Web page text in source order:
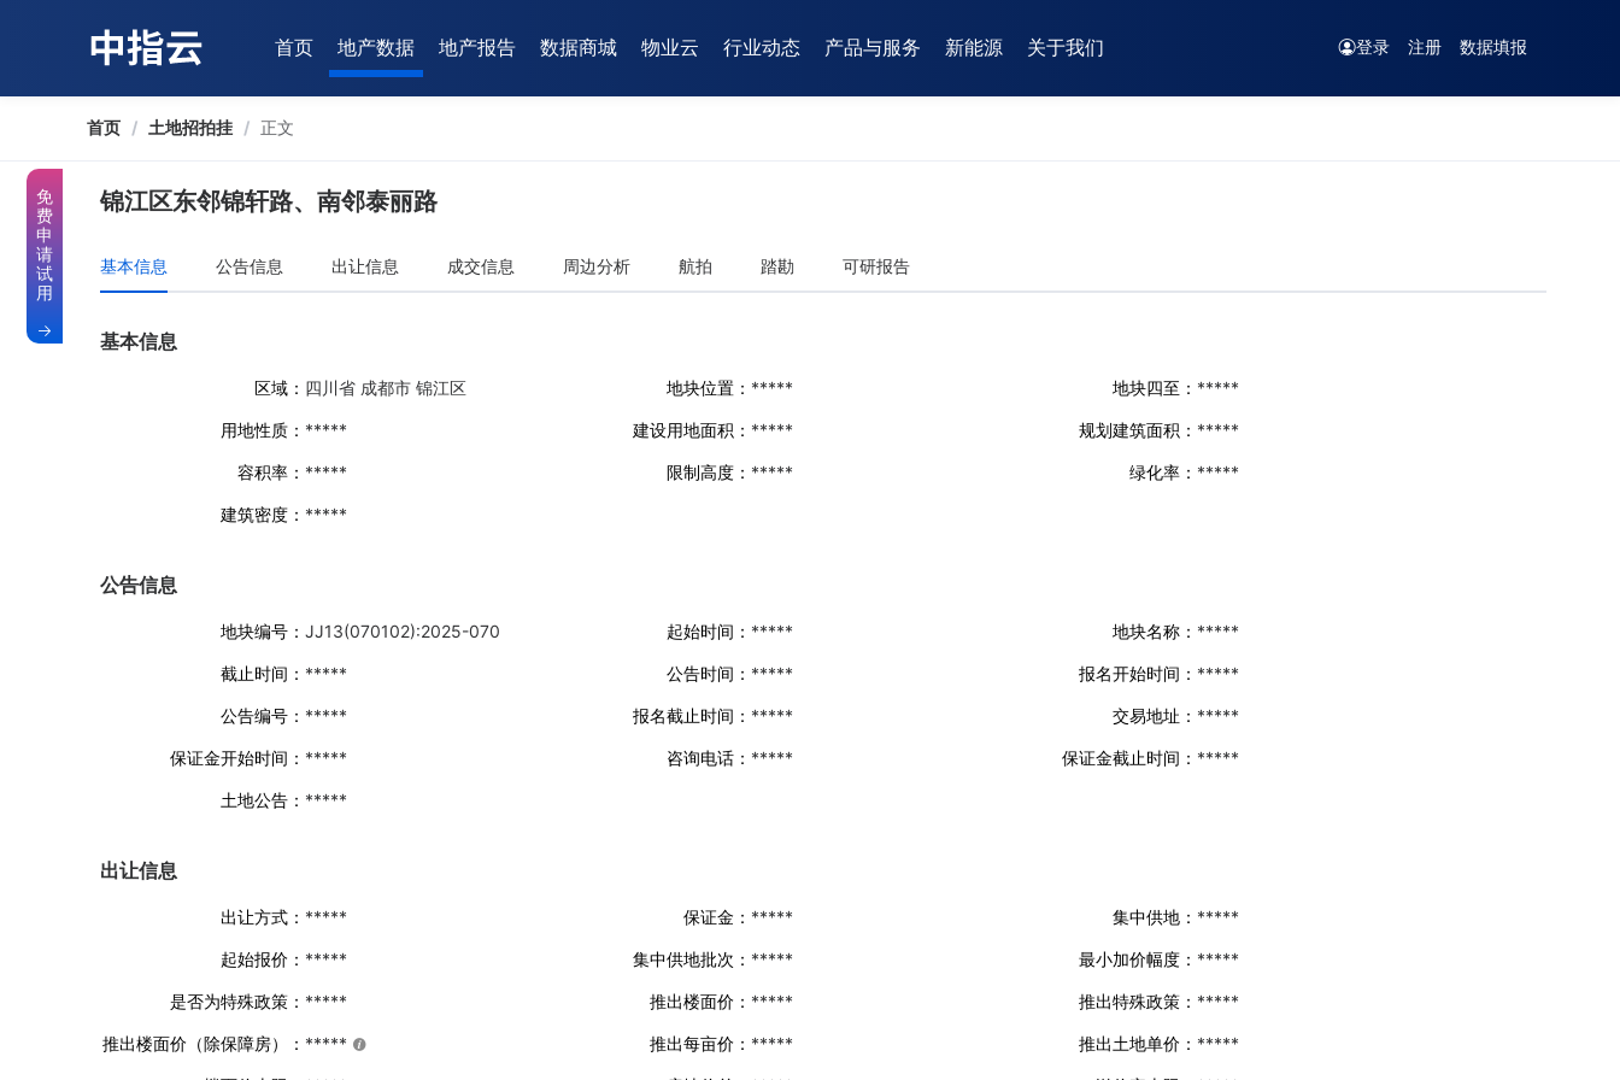
首页 地产数据 地产报告 数据商城 物业云 行业动态 产品与服务 新能源 关于我们 登录 注册 数据填报
首页 / 土地招拍挂 / 正文
锦江区东邻锦轩路、南邻泰丽路
基本信息 公告信息 出让信息 成交信息 周边分析 航拍 踏勘 可研报告
免
费
申
请
试
用
基本信息
区域： 四川省 成都市 锦江区 地块位置： ***** 地块四至： *****
用地性质： ***** 建设用地面积： ***** 规划建筑面积： *****
容积率： ***** 限制高度： ***** 绿化率： *****
建筑密度： *****
公告信息
地块编号： JJ13(070102):2025-070 起始时间： ***** 地块名称： *****
截止时间： ***** 公告时间： ***** 报名开始时间： *****
公告编号： ***** 报名截止时间： ***** 交易地址： *****
保证金开始时间： ***** 咨询电话： ***** 保证金截止时间： *****
土地公告： *****
出让信息
出让方式： ***** 保证金： ***** 集中供地： *****
起始报价： ***** 集中供地批次： ***** 最小加价幅度： *****
是否为特殊政策： ***** 推出楼面价： ***** 推出特殊政策： *****
推出楼面价（除保障房）： ***** 推出每亩价： ***** 推出土地单价： *****